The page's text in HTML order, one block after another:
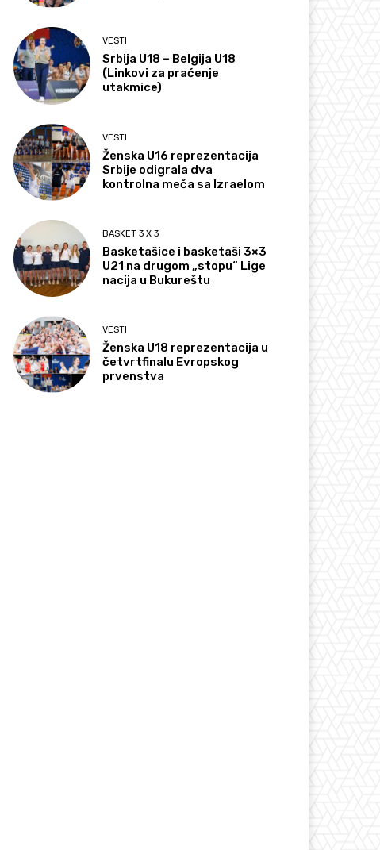
VESTI
Srbija U18 – Belgija U18
(Linkovi za praćenje
utakmice)
VESTI
Ženska U16 reprezentacija
Srbije odigrala dva
kontrolna meča sa Izraelom
BASKET 3 X 3
Basketašice i basketaši 3×3
U21 na drugom „stopu“ Lige
nacija u Bukureštu
VESTI
Ženska U18 reprezentacija u
četvrtfinalu Evropskog
prvenstva